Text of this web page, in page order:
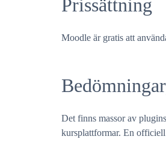
Prissättning
Moodle är gratis att
Det finns massor av
kursplattformar. En